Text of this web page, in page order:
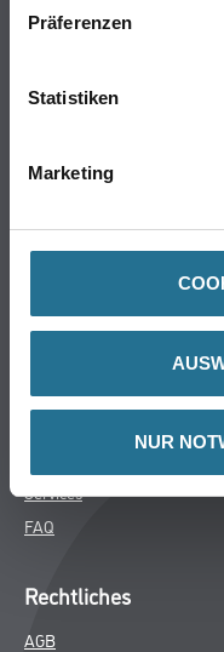
Präferenzen
Statistiken
Marketing
NUR
Putze- und Spachtelmassen
Wand- & Deckenbeläge
Über uns
MPlus
Services
FAQ
Rechtliches
AGB